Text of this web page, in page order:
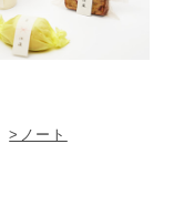
>ノート